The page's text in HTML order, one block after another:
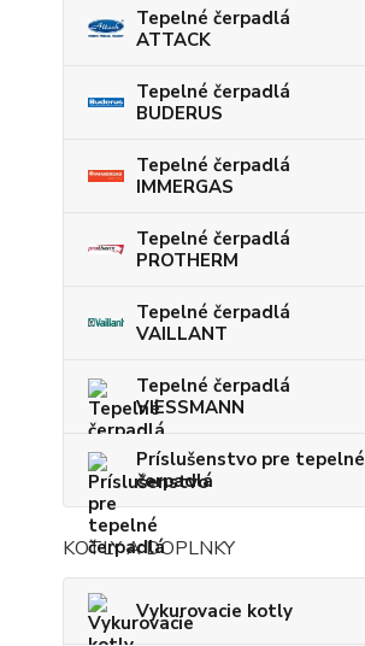
Tepelné čerpadlá
ATTACK
Tepelné čerpadlá
BUDERUS
Tepelné čerpadlá
IMMERGAS
Tepelné čerpadlá
PROTHERM
Tepelné čerpadlá
VAILLANT
Tepelné čerpadlá
VIESSMANN
Príslušenstvo pre tepelné
čerpadlá
KOTLY A DOPLNKY
Vykurovacie kotly